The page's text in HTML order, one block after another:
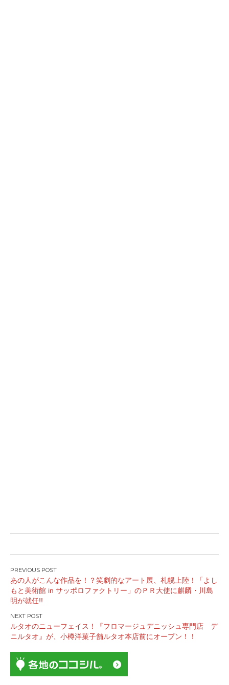
投
稿
ナ
ビ
ゲ
ー
シ
ョ
ン
あの人がこんな作品を！？笑劇的なアート展、札幌上陸！「よし
もと美術館 in サッポロファクトリー」のＰＲ大使に麒麟・川島
明が就任!!
ルタオのニューフェイス！『フロマージュデニッシュ専門店 デ
ニルタオ』が、小樽洋菓子舗ルタオ本店前にオープン！！